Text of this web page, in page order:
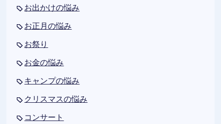
お出かけの悩み
お正月の悩み
お祭り
お金の悩み
キャンプの悩み
クリスマスの悩み
コンサート